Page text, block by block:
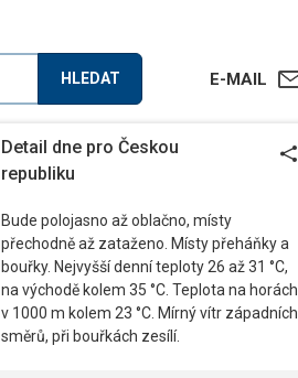
HLEDAT E-MAIL
Detail dne pro Českou
republiku
Bude polojasno až oblačno, místy
přechodně až zataženo. Místy přeháňky a
bouřky. Nejvyšší denní teploty 26 až 31 °C,
na východě kolem 35 °C. Teplota na horách
v 1000 m kolem 23 °C. Mírný vítr západních
směrů, při bouřkách zesílí.